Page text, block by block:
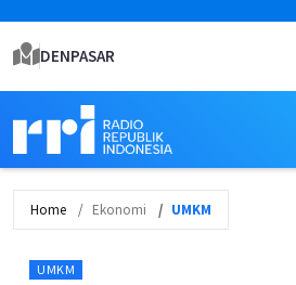
DENPASAR
Home Ekonomi UMKM
UMKM